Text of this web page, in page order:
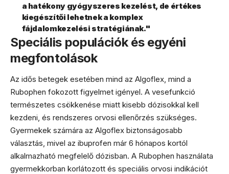
a hatékony gyógyszeres kezelést, de értékes
kiegészítői lehetnek a komplex
fájdalomkezelési stratégiának."
Speciális populációk és egyéni
megfontolások
Az idős betegek esetében mind az Algoflex, mind a
Rubophen fokozott figyelmet igényel. A vesefunkció
természetes csökkenése miatt kisebb dózisokkal kell
kezdeni, és rendszeres orvosi ellenőrzés szükséges.
Gyermekek számára az Algoflex biztonságosabb
választás, mivel az ibuprofen már 6 hónapos kortól
alkalmazható megfelelő dózisban. A Rubophen használata
gyermekkorban korlátozott és speciális orvosi indikációt